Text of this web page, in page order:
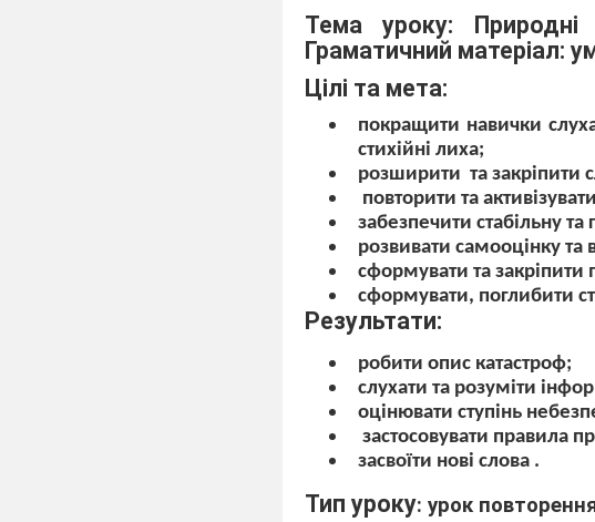
Тема уроку:
Граматичний матеріал:
Цілі та мета:
покращити навички
стихійні лиха;
розширити та закріпити
повторити та
забезпечити стабільну
розвивати самооцінку та
сформувати та закріпити
сформувати, поглибити
Результати:
робити опис катастроф;
слухати та розуміти
оцінювати ступінь
застосовувати правила
засвоїти нові слова .
Тип уроку: урок